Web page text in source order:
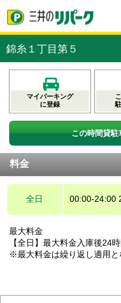
錦糸１丁目第５
マイパーキング
に登録
この時間貸
料金
全日 00:00-24:00
最大料金
【全日】最大料金入庫後24
※最大料金は繰り返し適用と